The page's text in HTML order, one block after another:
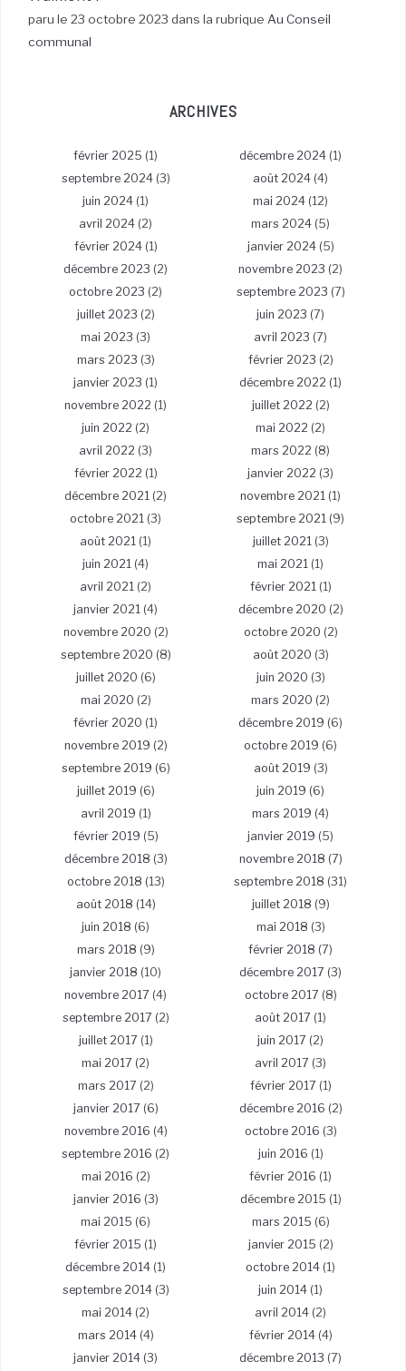
paru le 23 octobre 2023 dans la rubrique Au Conseil
communal
ARCHIVES
février 2025 (1) décembre 2024 (1)
septembre 2024(3) août 2024 (4)
juin 2024 (1) mai 2024 (12)
avril 2024 (2) mars 2024 (5)
février 2024(1) janvier 2024(5)
décembre 2023 (2) novembre 2023 (2)
octobre 2023 (2) septembre 2023 (7)
juillet 2023 (2) juin 2023 (7)
mai 2023 (3) avril 2023 (7)
mars 2023 (3) février 2023 (2)
janvier 2023 (1) décembre 2022 (1)
novembre 2022 (1) juillet 2022 (2)
juin 2022 (2) mai 2022 (2)
avril 2022 (3) mars 2022 (8)
février 2022 (1) janvier 2022 (3)
décembre 2021 (2) novembre 2021 (1)
octobre 2021 (3) septembre 2021 (9)
août 2021 (1) juillet 2021 (3)
juin 2021 (4) mai 2021 (1)
avril 2021 (2) février 2021 (1)
janvier 2021 (4) décembre 2020 (2)
novembre 2020 (2) octobre 2020 (2)
septembre 2020 (8) août 2020 (3)
juillet 2020 (6) juin 2020 (3)
mai 2020 (2) mars 2020 (2)
février 2020 (1) décembre 2019 (6)
novembre 2019 (2) octobre 2019 (6)
septembre 2019 (6) août 2019 (3)
juillet 2019 (6) juin 2019 (6)
avril 2019 (1) mars 2019 (4)
février 2019 (5) janvier 2019 (5)
décembre 2018 (3) novembre 2018 (7)
octobre 2018 (13) septembre 2018 (31)
août 2018 (14) juillet 2018 (9)
juin 2018 (6) mai 2018 (3)
mars 2018 (9) février 2018 (7)
janvier 2018 (10) décembre 2017 (3)
novembre 2017 (4) octobre 2017 (8)
septembre 2017 (2) août 2017 (1)
juillet 2017 (1) juin 2017 (2)
mai 2017 (2) avril 2017 (3)
mars 2017 (2) février 2017 (1)
janvier 2017 (6) décembre 2016 (2)
novembre 2016 (4) octobre 2016 (3)
septembre 2016 (2) juin 2016 (1)
mai 2016 (2) février 2016 (1)
janvier 2016 (3) décembre 2015 (1)
mai 2015 (6) mars 2015 (6)
février 2015 (1) janvier 2015 (2)
décembre 2014 (1) octobre 2014 (1)
septembre 2014(3) juin 2014 (1)
mai 2014 (2) avril 2014 (2)
mars 2014(4) février 2014(4)
janvier 2014 (3) décembre 2013 (7)